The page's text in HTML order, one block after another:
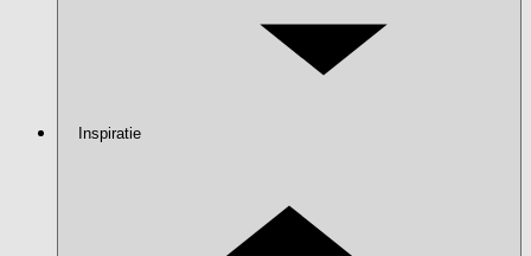
Inspiratie